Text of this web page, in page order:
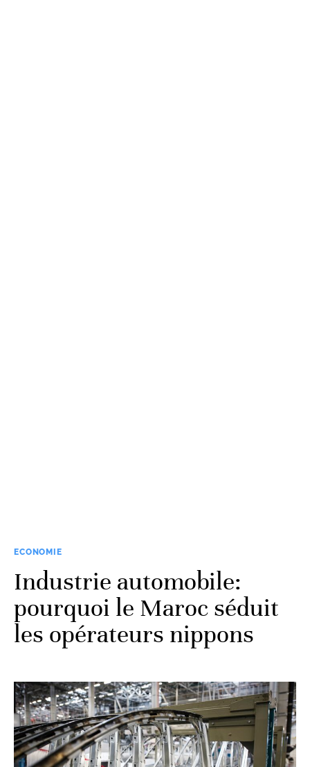
ECONOMIE
Industrie automobile:
pourquoi le Maroc séduit
les opérateurs nippons